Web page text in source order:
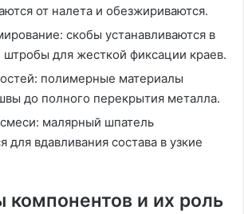
от налета и обезжириваются.
скобы устанавливаются в
для жесткой фиксации краев.
полимерные материалы
до полного перекрытия металла.
малярный шпатель
для вдавливания состава в узкие
компонентов и их роль